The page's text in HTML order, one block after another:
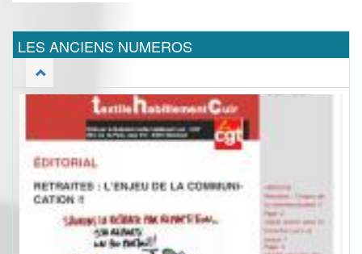
LES ANCIENS NUMEROS